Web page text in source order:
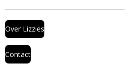
Over Lizzies
Contact